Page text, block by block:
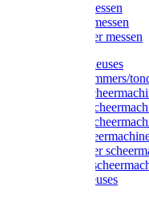
Heiniger messen
Constanta messen
FarmClipper messen
Moser tondeuses
Overige trimmers/
Heiniger
Hauptner
Aesculap
Liscop
FarmClipper
Constanta
Wahl tondeuses